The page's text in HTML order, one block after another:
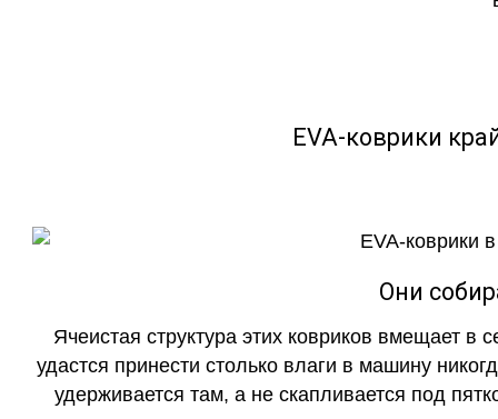
EVA-коврики
Они
Ячеистая структура этих ковриков вмещает в
удастся принести столько влаги в машину
удерживается там, а не скапливается под